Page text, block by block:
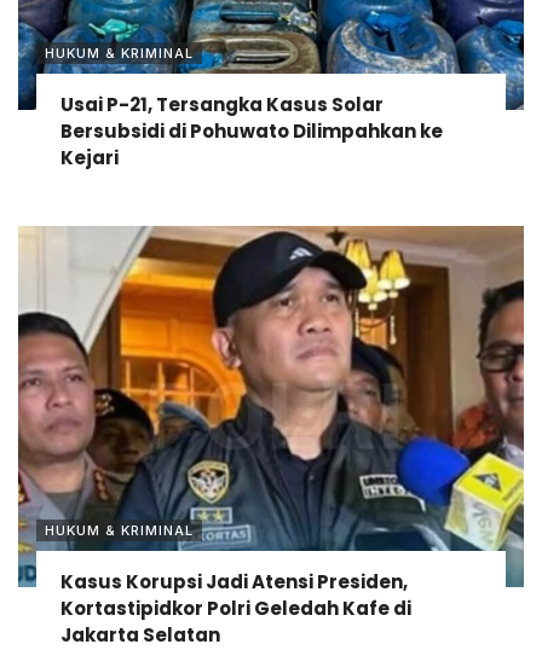
HUKUM & KRIMINAL
Usai P-21, Tersangka Kasus Solar
Bersubsidi di Pohuwato Dilimpahkan ke
Kejari
HUKUM & KRIMINAL
Kasus Korupsi Jadi Atensi Presiden,
Kortastipidkor Polri Geledah Kafe di
Jakarta Selatan